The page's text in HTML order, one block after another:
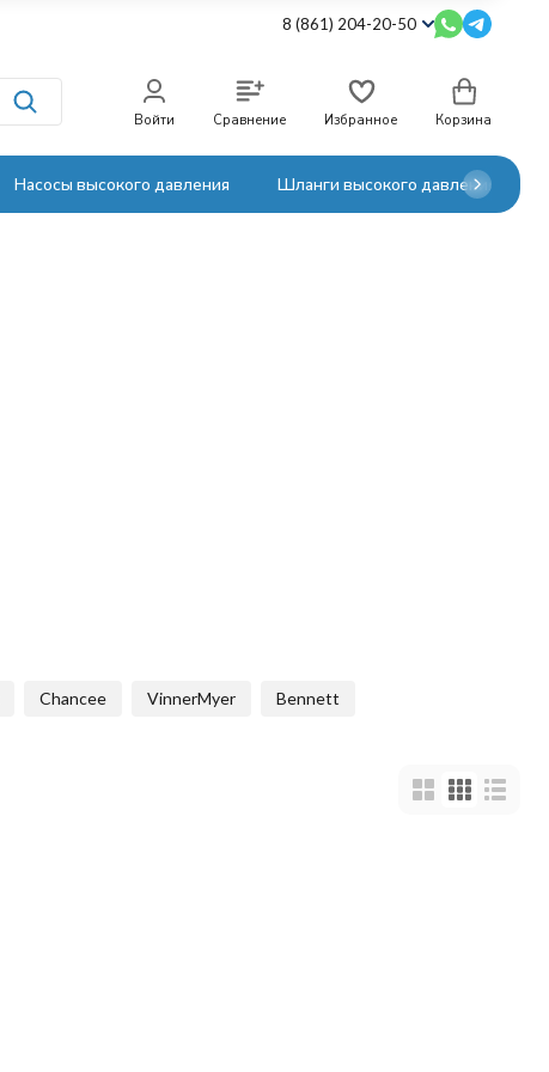
8 (861) 204-20-50
Войти Сравнение Избранное Корзина
Насосы высокого давления Шланги высокого давления
Chancee VinnerMyer Bennett